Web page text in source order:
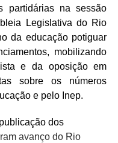
partidárias na sessão
Legislativa do Rio
da educação potiguar
mobilizando
e da oposição em
sobre os números
e pelo Inep.
dos
avanço do Rio